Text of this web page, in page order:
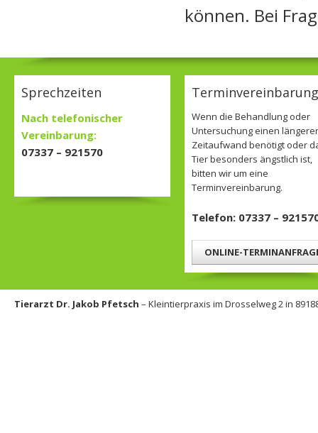
können. Bei
Sprechzeiten
Nach telefonischer
Vereinbarung:
07337 – 921570
Terminvereinbarung
Wenn die Behandlung oder
Untersuchung einen
Zeitaufwand benötigt oder
Tier besonders ängstlich ist,
bitten wir um eine
Terminvereinbarung.
Telefon: 07337 –
ONLINE-
Tierarzt Dr. Jakob Pfetsch – Kleintierpraxis im Drosselweg 2 in